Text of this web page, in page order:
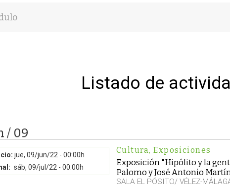
Listado de
/ 09
jue, 09/jun/22 - 00:00h
sáb, 09/jul/22 - 00:00h
Cultura, Exposiciones
Exposición "Hipólito y la
Palomo y José Antonio
SALA EL PÓSITO/ VÉLEZ-